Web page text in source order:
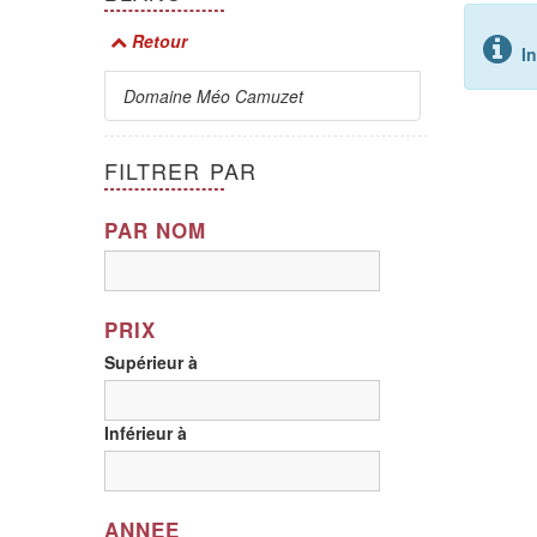
Retour
Domaine Méo Camuzet
FILTRER PAR
PAR NOM
PRIX
Supérieur à
Inférieur à
ANNEE